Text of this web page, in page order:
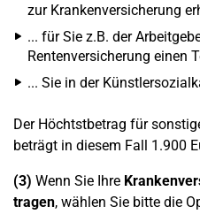
zur Krankenversicherung
... für Sie z.B. der
Rentenversicherung einen
... Sie in der
Der Höchtstbetrag für
beträgt in diesem Fall 1.900
(3) Wenn Sie Ihre
tragen, wählen Sie bitte die